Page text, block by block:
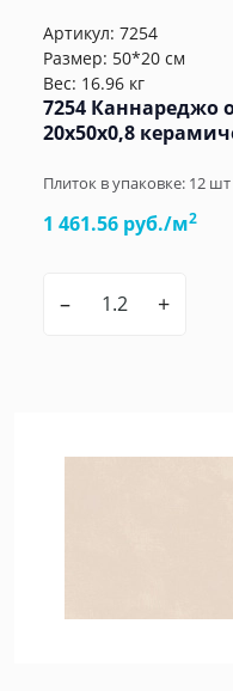
Артикул: 7254
Размер: 50*20 см
Вес: 16.96 кг
7254
20x50x0,8
Плиток в упаковке: 12 шт
1 461.56 руб./м2
– +